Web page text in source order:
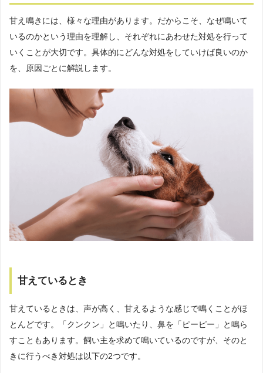
甘え鳴きには、様々な理由があります。だからこそ、なぜ鳴いて
いるのかという理由を理解し、それぞれにあわせた対処を行って
いくことが大切です。具体的にどんな対処をしていけば良いのか
を、原因ごとに解説します。
甘えているとき
甘えているときは、声が高く、甘えるような感じで鳴くことがほ
とんどです。「クンクン」と鳴いたり、鼻を「ピーピー」と鳴ら
すこともあります。飼い主を求めて鳴いているのですが、そのと
きに行うべき対処は以下の2つです。